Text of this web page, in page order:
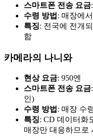
스마트폰 전송 요금
수령 방법 : 매장에
특징: 전국에 전개
함
카메라의 나니와
현상 요금: 950엔
스마트폰 전송 요금
인)
수령 방법 : 매장 수
특징: CD 데이터화
매장만 대응하므로